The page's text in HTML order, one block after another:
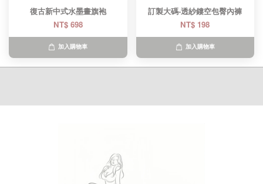
復古新中式水墨畫旗袍
NT$ 698
加入購物車
訂製大碼-透紗鏤空包臀內褲
NT$ 198
加入購物車